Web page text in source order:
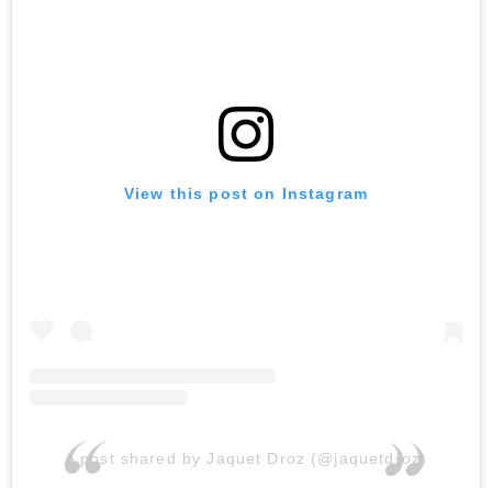
View this post on Instagram
A post shared by Jaquet Droz (@jaquetdroz)